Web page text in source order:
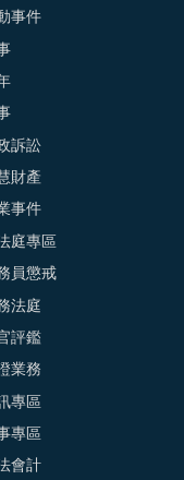
事件
訴訟
財產
事件
庭專區
員懲戒
法庭
評鑑
業務
專區
專區
會計